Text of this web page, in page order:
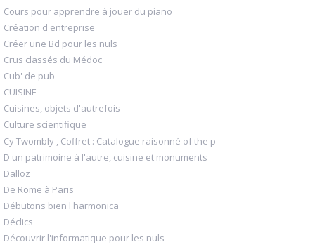
Cours pour apprendre à jouer du piano
Création d'entreprise
Créer une Bd pour les nuls
Crus classés du Médoc
Cub' de pub
CUISINE
Cuisines, objets d'autrefois
Culture scientifique
Cy Twombly , Coffret : Catalogue raisonné of the p
D'un patrimoine à l'autre, cuisine et monuments
Dalloz
De Rome à Paris
Débutons bien l'harmonica
Déclics
Découvrir l'informatique pour les nuls